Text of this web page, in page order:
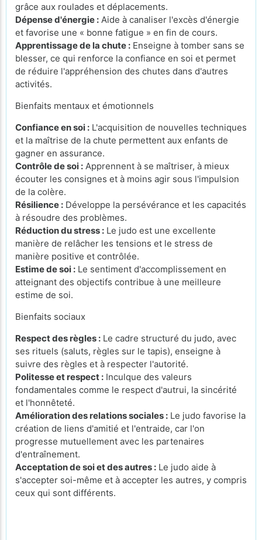
grâce aux roulades et déplacements.
Dépense d'énergie : Aide à canaliser l'excès d'énergie
et favorise une « bonne fatigue » en fin de cours.
Apprentissage de la chute : Enseigne à tomber sans se
blesser, ce qui renforce la confiance en soi et permet
de réduire l'appréhension des chutes dans d'autres
activités.
Bienfaits mentaux et émotionnels
Confiance en soi : L'acquisition de nouvelles techniques
et la maîtrise de la chute permettent aux enfants de
gagner en assurance.
Contrôle de soi : Apprennent à se maîtriser, à mieux
écouter les consignes et à moins agir sous l'impulsion
de la colère.
Résilience : Développe la persévérance et les capacités
à résoudre des problèmes.
Réduction du stress : Le judo est une excellente
manière de relâcher les tensions et le stress de
manière positive et contrôlée.
Estime de soi : Le sentiment d'accomplissement en
atteignant des objectifs contribue à une meilleure
estime de soi.
Bienfaits sociaux
Respect des règles : Le cadre structuré du judo, avec
ses rituels (saluts, règles sur le tapis), enseigne à
suivre des règles et à respecter l'autorité.
Politesse et respect : Inculque des valeurs
fondamentales comme le respect d'autrui, la sincérité
et l'honnêteté.
Amélioration des relations sociales : Le judo favorise la
création de liens d'amitié et l'entraide, car l'on
progresse mutuellement avec les partenaires
d'entraînement.
Acceptation de soi et des autres : Le judo aide à
s'accepter soi-même et à accepter les autres, y compris
ceux qui sont différents.